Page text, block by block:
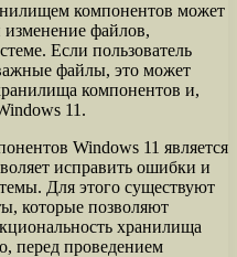
компонентов может
изменение файлов,
Если пользователь
файлы, это может
компонентов и,
11.
Windows 11 является
исправить ошибки и
Для этого существуют
которые позволяют
хранилища
перед проведением